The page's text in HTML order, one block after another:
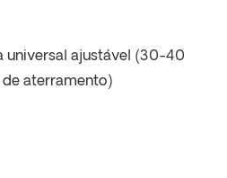
universal ajustável (30-40
aterramento)